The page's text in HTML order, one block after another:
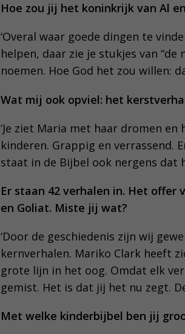
Hoe zou jij het koninkrijk van Al
‘Overal waar goede dingen te
helpen, daar zie je stukjes van “de
noemen. Hoe God het zou willen:
Wat mij ook opviel: het
‘Je ziet Maria met haar dromen
kinderen. Grappig en verrassend.
staat in de Bijbel ook nergens dat
Er staan 42 verhalen in. Het offer
en Goliat. Miste jij wat?
‘Door de geschiedenis zijn wij
kernverhalen. Mariko Clark heeft
grote lijn in het oog. Omdat elk
gemist. Het is dat jij het nu zegt.
Met welke kinderbijbel ben jij